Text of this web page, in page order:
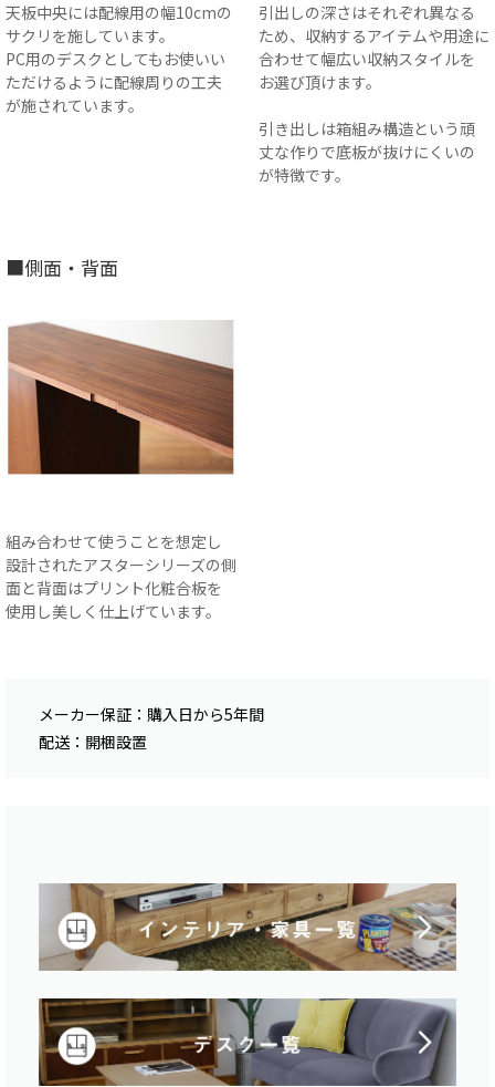
天板中央には配線用の幅10cmの
サクリを施しています。
PC用のデスクとしてもお使いい
ただけるように配線周りの工夫
が施されています。
引出しの深さはそれぞれ異なる
ため、収納するアイテムや用途に
合わせて幅広い収納スタイルを
お選び頂けます。
引き出しは箱組み構造という頑
丈な作りで底板が抜けにくいの
が特徴です。
■側面・背面
組み合わせて使うことを想定し
設計されたアスターシリーズの側
面と背面はプリント化粧合板を
使用し美しく仕上げています。
メーカー保証：購入日から5年間
配送：開梱設置